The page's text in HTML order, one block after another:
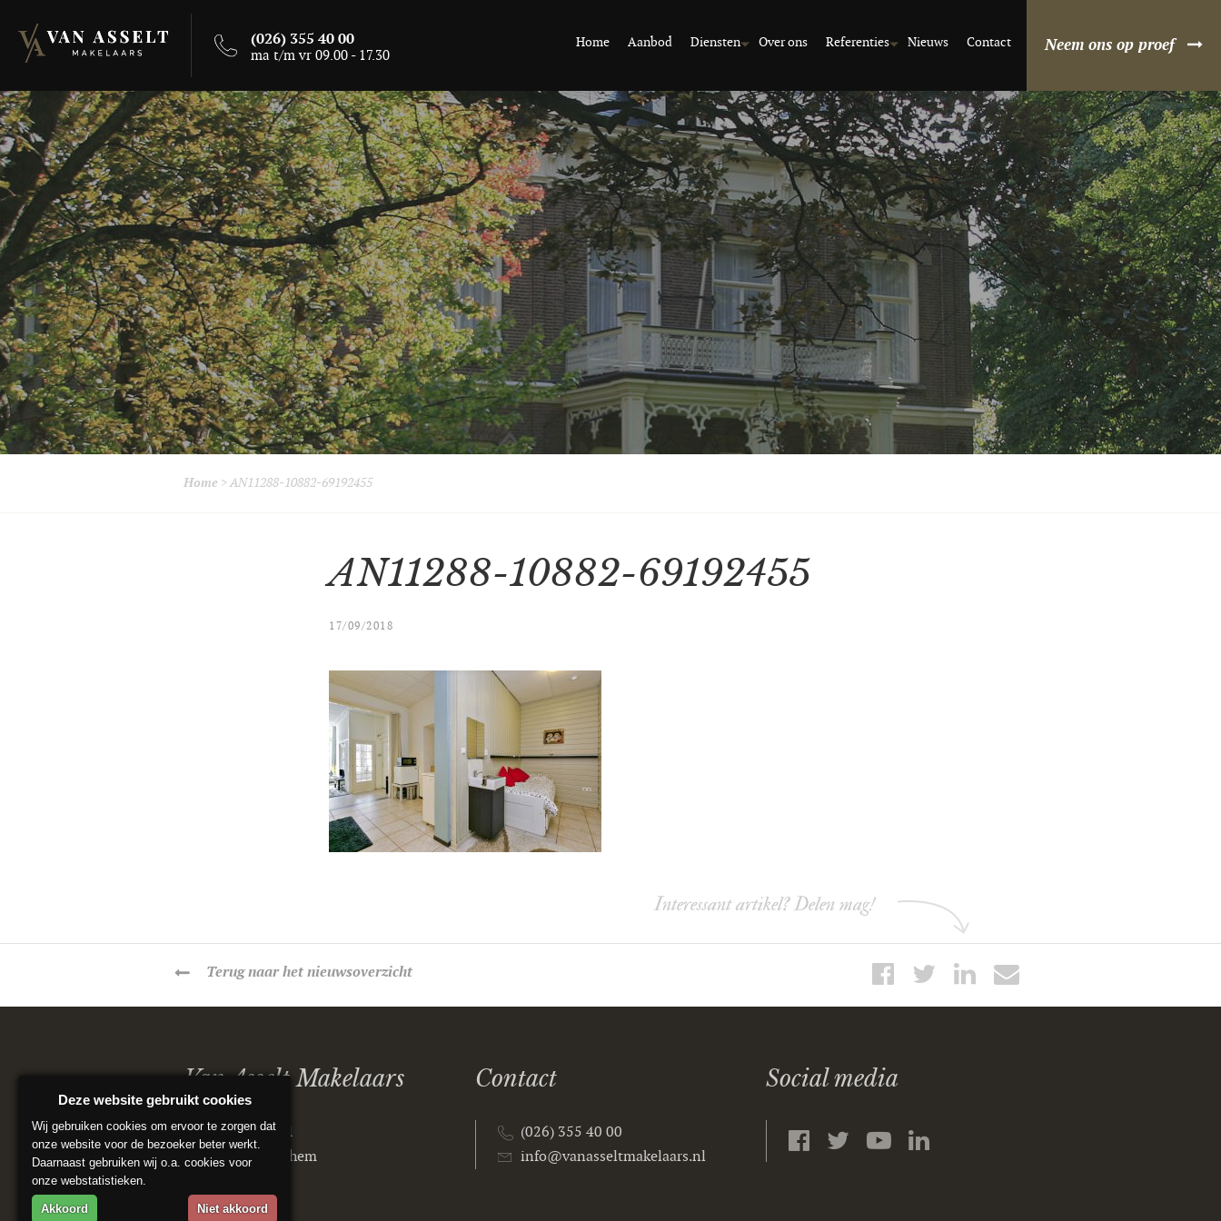
(026) 355 40 00
ma t/m vr 09.00 - 17.30
Home Aanbod Diensten Over ons Referenties Nieuws Contact Neem ons op proef
Home >AN11288-10882-69192455
AN11288-10882-69192455
17/09/2018
Interessant artikel? Delen mag!
Terugnaar het nieuwsoverzicht
Van Asselt Makelaars
Postbus 5151
6802 ED Arnhem
Contact
(026) 355 40 00
info@vanasseltmakelaars.nl
Social media
Deze website gebruikt cookies
Wij gebruiken cookies om ervoor te zorgen dat
onze website voor de bezoeker beter werkt.
Daarnaast gebruiken wij o.a. cookies voor
onze webstatistieken.
Akkoord Niet akkoord